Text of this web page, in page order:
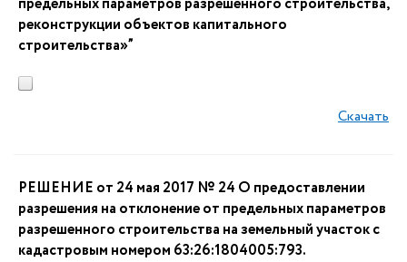
реконструкции объектов капитального
строительства»”
Скачать
РЕШЕНИЕ от 24 мая 2017 № 24 О предоставлении
разрешения на отклонение от предельных параметров
разрешенного строительства на земельный участок с
кадастровым номером 63:26:1804005:793.